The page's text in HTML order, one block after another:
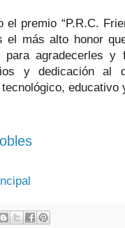
el premio “P.R.C.
el más alto honor
para agradecerles
y dedicación al
educativo